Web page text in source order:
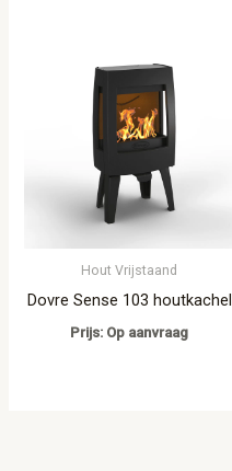
Hout Vrijstaand
Dovre Sense 103 houtkachel
Prijs: Op aanvraag